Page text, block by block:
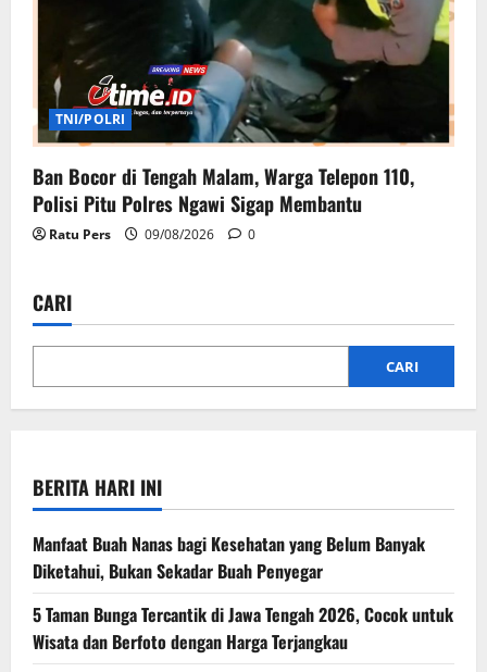
TNI/POLRI
Ban Bocor di Tengah Malam, Warga Telepon 110,
Polisi Pitu Polres Ngawi Sigap Membantu
Ratu Pers 09/08/2026 0
CARI
CARI
BERITA HARI INI
Manfaat Buah Nanas bagi Kesehatan yang Belum Banyak
Diketahui, Bukan Sekadar Buah Penyegar
5 Taman Bunga Tercantik di Jawa Tengah 2026, Cocok untuk
Wisata dan Berfoto dengan Harga Terjangkau